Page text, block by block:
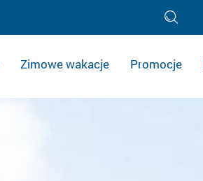
Zimowe wakacje Promocje